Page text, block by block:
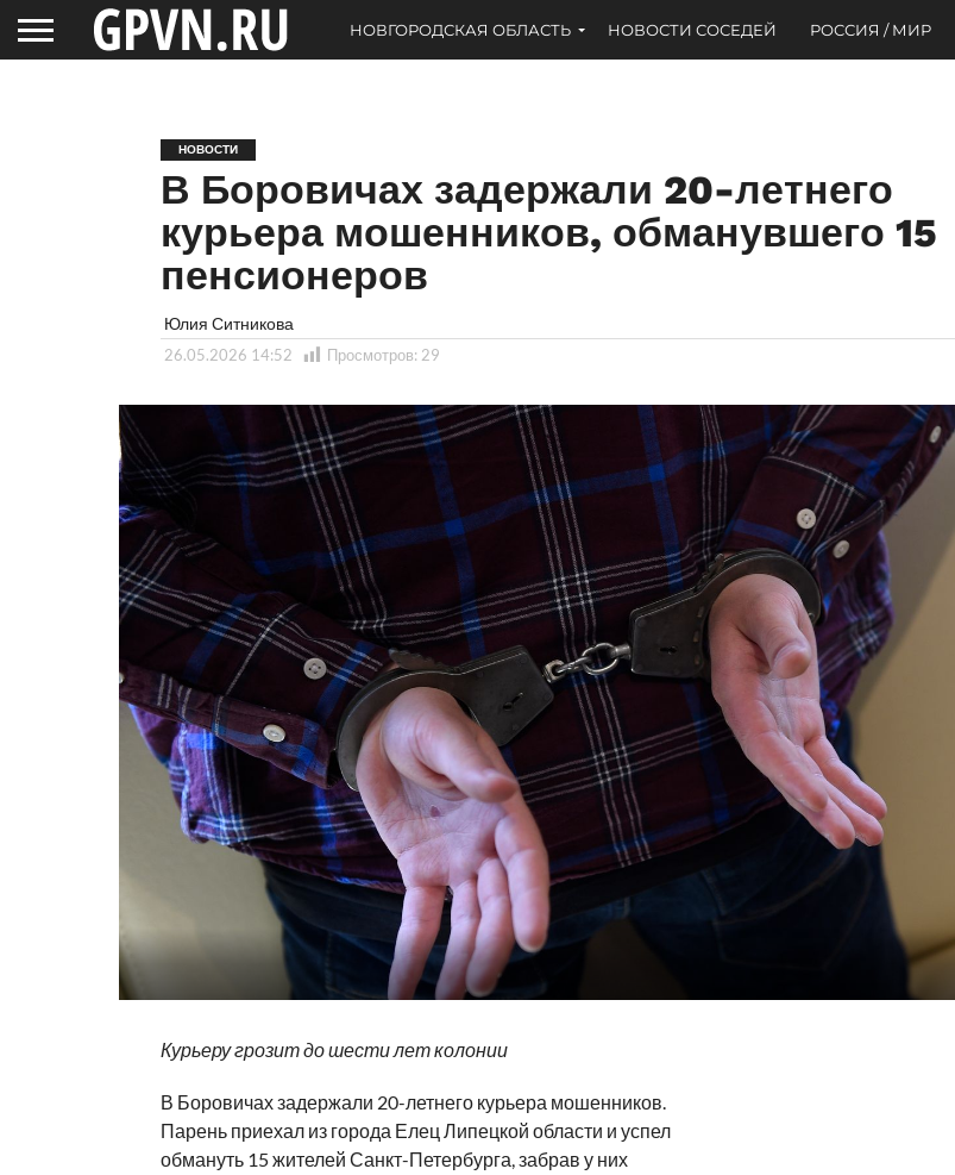
НОВГОРОДСКАЯ ОБЛАСТЬ НОВОСТИ СОСЕДЕЙ РОССИЯ / МИР
НОВОСТИ
В Боровичах задержали 20-летнего
курьера мошенников, обманувшего 15
пенсионеров
Юлия Ситникова
26.05.2026 14:52 Просмотров: 29
Курьеру грозит до шести лет колонии
В Боровичах задержали 20-летнего курьера мошенников.
Парень приехал из города Елец Липецкой области и успел
обмануть 15 жителей Санкт-Петербурга, забрав у них